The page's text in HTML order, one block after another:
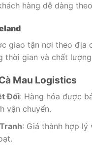
hàng dễ dàng
giao tận nơi theo địa
thời gian và chất
Mau Logistics
Đối: Hàng hóa được
vận chuyển.
: Giá thành hợp lý